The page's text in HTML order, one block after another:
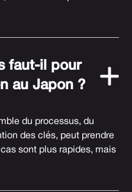
faut-il pour
au Japon ?
du processus, du
des clés, peut prendre
sont plus rapides, mais